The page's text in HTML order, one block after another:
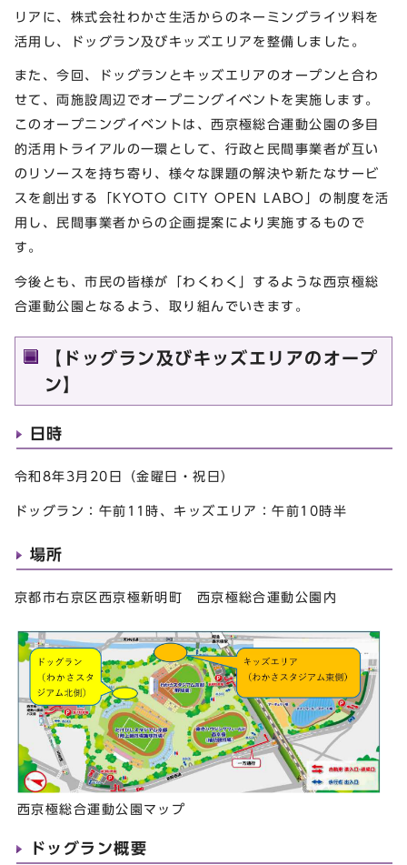
リアに、株式会社わかさ生活からのネーミングライツ料を
活用し、ドッグラン及びキッズエリアを整備しました。
また、今回、ドッグランとキッズエリアのオープンと合わ
せて、両施設周辺でオープニングイベントを実施します。
このオープニングイベントは、西京極総合運動公園の多目
的活用トライアルの一環として、行政と民間事業者が互い
のリソースを持ち寄り、様々な課題の解決や新たなサービ
スを創出する「KYOTO CITY OPEN LABO」の制度を活
用し、民間事業者からの企画提案により実施するもので
す。
今後とも、市民の皆様が「わくわく」するような西京極総
合運動公園となるよう、取り組んでいきます。
【ドッグラン及びキッズエリアのオープ
ン】
日時
令和8年3月20日（金曜日・祝日）
ドッグラン：午前11時、キッズエリア：午前10時半
場所
京都市右京区西京極新明町 西京極総合運動公園内
西京極総合運動公園マップ
ドッグラン概要